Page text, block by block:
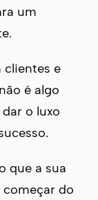
um
e
é algo
o luxo
que a sua
começar do